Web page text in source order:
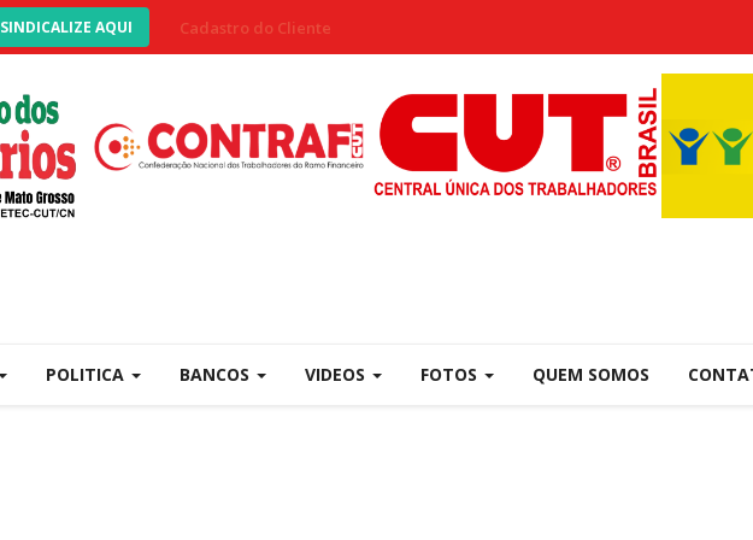
SINDICALIZE AQUI Cadastro do Cliente
POLITICA BANCOS VIDEOS FOTOS QUEM SOMOS